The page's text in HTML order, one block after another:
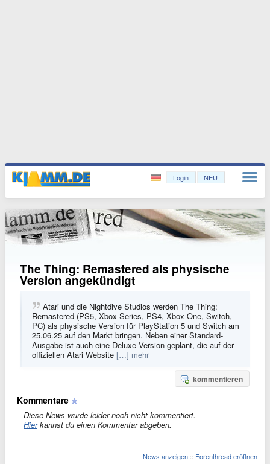
Login NEU
The Thing: Remastered als physische
Version angekündigt
Atari und die Nightdive Studios werden The Thing:
Remastered (PS5, Xbox Series, PS4, Xbox One, Switch,
PC) als physische Version für PlayStation 5 und Switch am
25.06.25 auf den Markt bringen. Neben einer Standard-
Ausgabe ist auch eine Deluxe Version geplant, die auf der
offiziellen Atari Website […] mehr
kommentieren
Kommentare
Diese News wurde leider noch nicht kommentiert.
Hierkannst du einen Kommentar abgeben.
News anzeigen :: Forenthread eröffnen